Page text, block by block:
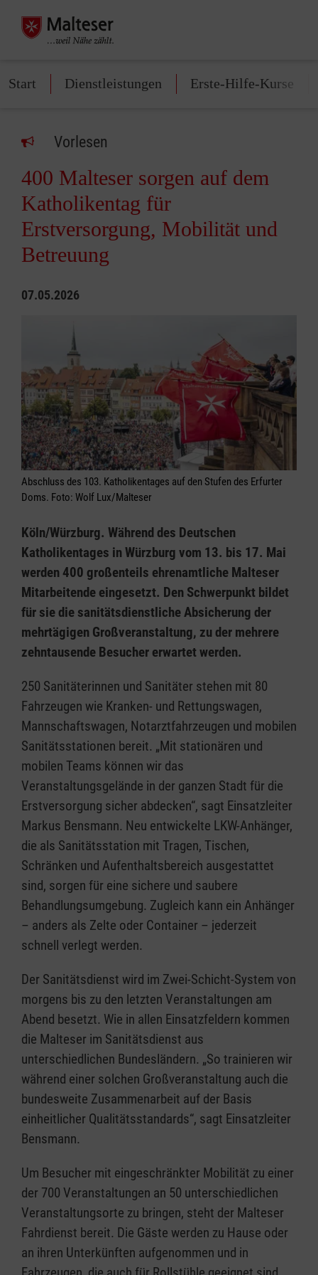
Start Dienstleistungen Erste-Hilfe-Kurse
Vorlesen
400 Malteser sorgen auf dem
Katholikentag für
Erstversorgung, Mobilität und
Betreuung
07.05.2026
Abschluss des 103. Katholikentages auf den Stufen des Erfurter
Doms. Foto: Wolf Lux/Malteser
Köln/Würzburg. Während des Deutschen
Katholikentages in Würzburg vom 13. bis 17. Mai
werden 400 großenteils ehrenamtliche Malteser
Mitarbeitende eingesetzt. Den Schwerpunkt bildet
für sie die sanitätsdienstliche Absicherung der
mehrtägigen Großveranstaltung, zu der mehrere
zehntausende Besucher erwartet werden.
250 Sanitäterinnen und Sanitäter stehen mit 80
Fahrzeugen wie Kranken- und Rettungswagen,
Mannschaftswagen, Notarztfahrzeugen und mobilen
Sanitätsstationen bereit. „Mit stationären und
mobilen Teams können wir das
Veranstaltungsgelände in der ganzen Stadt für die
Erstversorgung sicher abdecken“, sagt Einsatzleiter
Markus Bensmann. Neu entwickelte LKW-Anhänger,
die als Sanitätsstation mit Tragen, Tischen,
Schränken und Aufenthaltsbereich ausgestattet
sind, sorgen für eine sichere und saubere
Behandlungsumgebung. Zugleich kann ein Anhänger
– anders als Zelte oder Container – jederzeit
schnell verlegt werden.
Der Sanitätsdienst wird im Zwei-Schicht-System von
morgens bis zu den letzten Veranstaltungen am
Abend besetzt. Wie in allen Einsatzfeldern kommen
die Malteser im Sanitätsdienst aus
unterschiedlichen Bundesländern. „So trainieren wir
während einer solchen Großveranstaltung auch die
bundesweite Zusammenarbeit auf der Basis
einheitlicher Qualitätsstandards“, sagt Einsatzleiter
Bensmann.
Um Besucher mit eingeschränkter Mobilität zu einer
der 700 Veranstaltungen an 50 unterschiedlichen
Veranstaltungsorte zu bringen, steht der Malteser
Fahrdienst bereit. Die Gäste werden zu Hause oder
an ihren Unterkünften aufgenommen und in